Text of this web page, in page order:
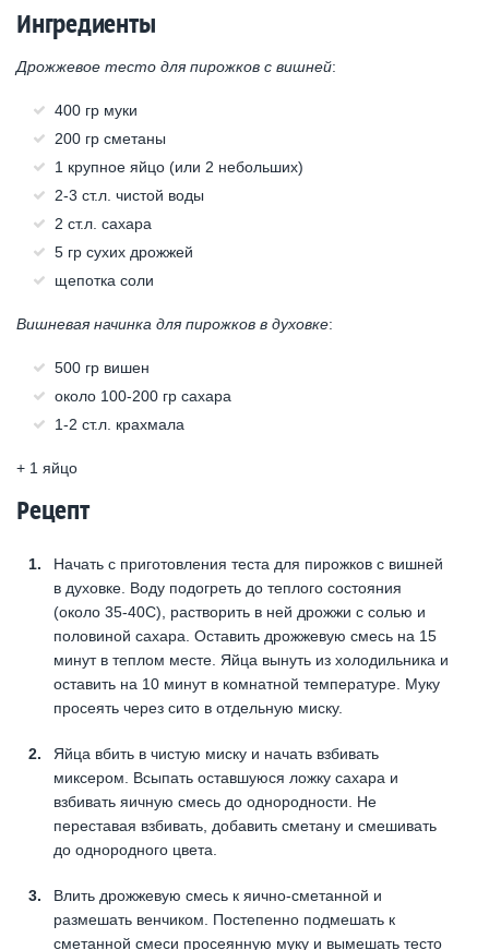
Ингредиенты
Дрожжевое тесто для пирожков с вишней:
400 гр муки
200 гр сметаны
1 крупное яйцо (или 2 небольших)
2-3 ст.л. чистой воды
2 ст.л. сахара
5 гр сухих дрожжей
щепотка соли
Вишневая начинка для пирожков в духовке:
500 гр вишен
около 100-200 гр сахара
1-2 ст.л. крахмала
+ 1 яйцо
Рецепт
Начать с приготовления теста для пирожков с вишней
в духовке. Воду подогреть до теплого состояния
(около 35-40С), растворить в ней дрожжи с солью и
половиной сахара. Оставить дрожжевую смесь на 15
минут в теплом месте. Яйца вынуть из холодильника и
оставить на 10 минут в комнатной температуре. Муку
просеять через сито в отдельную миску.
Яйца вбить в чистую миску и начать взбивать
миксером. Всыпать оставшуюся ложку сахара и
взбивать яичную смесь до однородности. Не
переставая взбивать, добавить сметану и смешивать
до однородного цвета.
Влить дрожжевую смесь к яично-сметанной и
размешать венчиком. Постепенно подмешать к
сметанной смеси просеянную муку и вымешать тесто